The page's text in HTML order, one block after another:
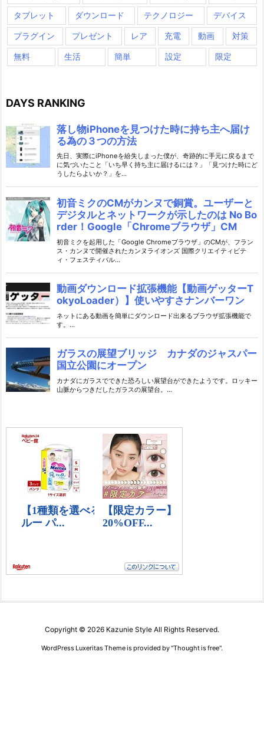
タブレット ダウンロード テクノロジー デバイス
プラグイン プレゼント レア 充電 動画 対策
無料 生活 簡単 設定 限定
DAYS RANKING
Copyright © 2026 Kazunie Style All Rights Reserved.
WordPress Luxeritas Theme is provided by "Thought is free".